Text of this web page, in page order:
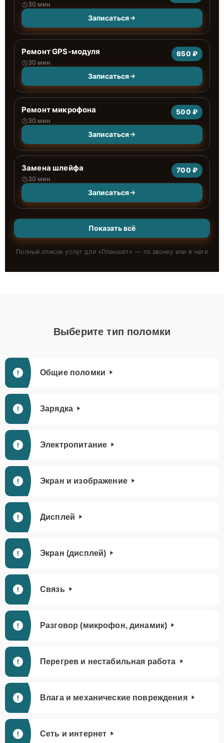
30 мин
Записаться
Ремонт GPS-модуля
30 мин
650 ₽
Записаться
Ремонт микрофона
30 мин
500 ₽
Записаться
Замена шлейфа
30 мин
700 ₽
Записаться
Показать всё
Полный список услуг для «Планшет» — по звонку или в чате
Выберите тип поломки
Общие поломки
Зарядка
Электропитание
Экран и изображение
Дисплей
Экран (дисплей)
Связь
Разговор (микрофон, динамик)
Перегрев и нестабильная работа
Влага и механические повреждения
Сеть и интернет